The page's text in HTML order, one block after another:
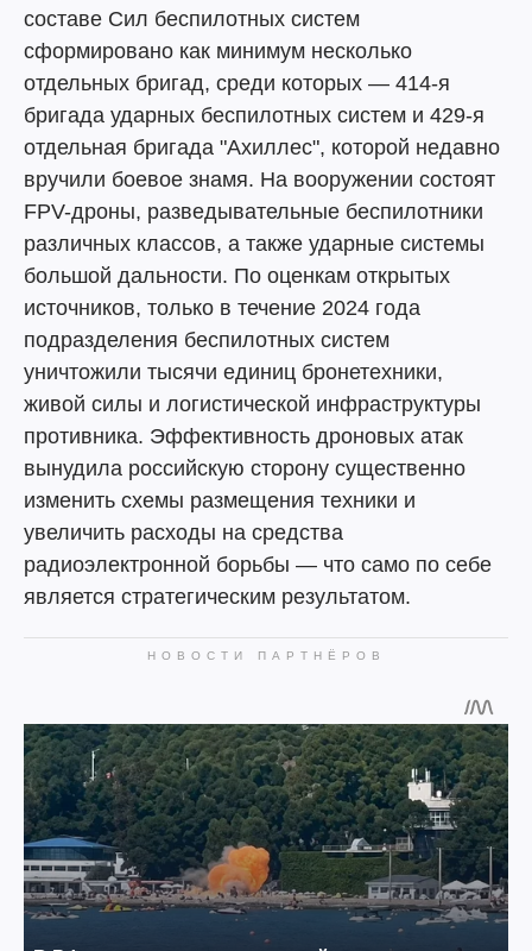
составе Сил беспилотных систем
сформировано как минимум несколько
отдельных бригад, среди которых — 414-я
бригада ударных беспилотных систем и 429-я
отдельная бригада "Ахиллес", которой недавно
вручили боевое знамя. На вооружении состоят
FPV-дроны, разведывательные беспилотники
различных классов, а также ударные системы
большой дальности. По оценкам открытых
источников, только в течение 2024 года
подразделения беспилотных систем
уничтожили тысячи единиц бронетехники,
живой силы и логистической инфраструктуры
противника. Эффективность дроновых атак
вынудила российскую сторону существенно
изменить схемы размещения техники и
увеличить расходы на средства
радиоэлектронной борьбы — что само по себе
является стратегическим результатом.